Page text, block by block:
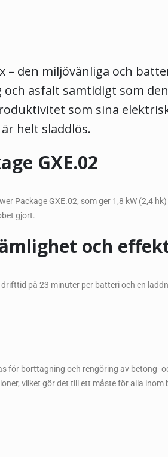
den miljövänliga och
asfalt samtidigt som
som sina
helt sladdlös.
GXE.02
Package GXE.02, som ger 1,8 kW (2,4
gjort.
och
på 23 minuter per batteri och en
för borttagning och rengöring av betong-
vilket gör det till ett måste för alla inom